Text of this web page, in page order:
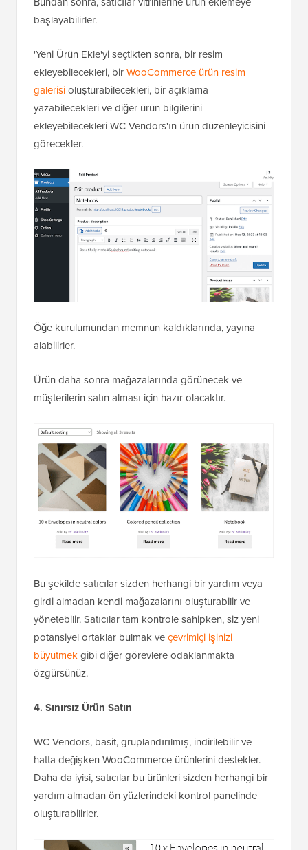
başlayabilirler.
'Yeni Ürün Ekle'yi seçtikten sonra, bir resim
ekleyebilecekleri, birWooCommerce ürün resim
galerisioluşturabilecekleri, bir açıklama
yazabilecekleri ve diğer ürün bilgilerini
ekleyebilecekleri WC Vendors'ın ürün düzenleyicisini
görecekler.
Öğe kurulumundan memnun kaldıklarında, yayına
alabilirler.
Ürün daha sonra mağazalarında görünecek ve
müşterilerin satın alması için hazır olacaktır.
Bu şekilde satıcılar sizden herhangi bir yardım veya
girdi almadan kendi mağazalarını oluşturabilir ve
yönetebilir. Satıcılar tam kontrole sahipken, siz yeni
potansiyel ortaklar bulmak veçevrimiçi işinizi
büyütmekgibi diğer görevlere odaklanmakta
özgürsünüz.
4. Sınırsız Ürün Satın
WC Vendors, basit, gruplandırılmış, indirilebilir ve
hatta değişken WooCommerce ürünlerini destekler.
Daha da iyisi, satıcılar bu ürünleri sizden herhangi bir
yardım almadan ön yüzlerindeki kontrol panelinde
oluşturabilirler.